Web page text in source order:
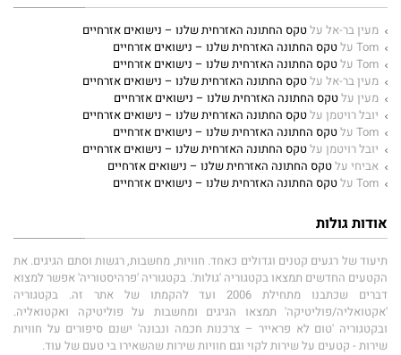
מעין בר-אל עלטקס החתונה האזרחית שלנו – נישואים אזרחיים
Tom עלטקס החתונה האזרחית שלנו – נישואים אזרחיים
Tom עלטקס החתונה האזרחית שלנו – נישואים אזרחיים
מעין בר-אל עלטקס החתונה האזרחית שלנו – נישואים אזרחיים
מעין עלטקס החתונה האזרחית שלנו – נישואים אזרחיים
יובל רויטמן עלטקס החתונה האזרחית שלנו – נישואים אזרחיים
Tom עלטקס החתונה האזרחית שלנו – נישואים אזרחיים
יובל רויטמן עלטקס החתונה האזרחית שלנו – נישואים אזרחיים
אביחי עלטקס החתונה האזרחית שלנו – נישואים אזרחיים
Tom עלטקס החתונה האזרחית שלנו – נישואים אזרחיים
אודות גולות
תיעוד של רגעים קטנים וגדולים כאחד. חוויות, מחשבות, רגשות וסתם הגיגים. את
הקטעים החדשים תמצאו בקטגוריה 'גולות'. בקטגוריה 'פרהיסטוריה' אפשר למצוא
דברים שכתבנו מתחילת 2006 ועד להקמתו של אתר זה. בקטגוריה
'אקטואליה/פוליטיקה' תמצאו הגיגים ומחשבות על פוליטיקה ואקטואליה.
ובקטגוריה 'טום לא פראייר – צרכנות חכמה ונבונה' ישנם סיפורים על חוויות
שירות - קטעים על שירות לקוי וגם חוויות שירות שהשאירו בי טעם של עוד.